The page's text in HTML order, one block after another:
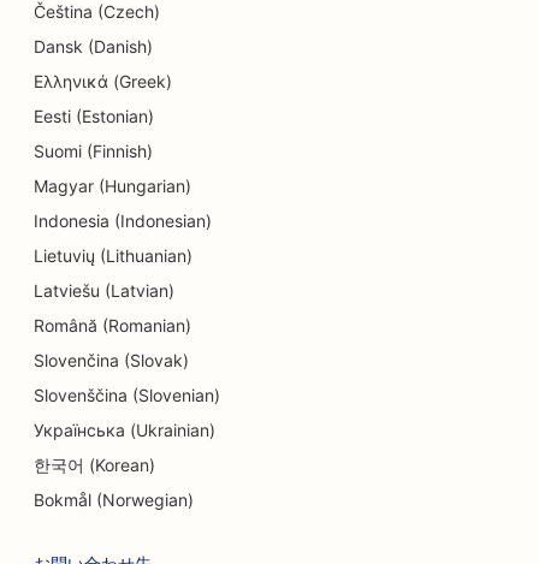
家電量販店のSEO
エンジニアリング会社のためのSEO
エンターテインメントとレクリエーションのための
SEO
エスケープルームのSEO
ファーム・トゥ・テーブル・レストランのための
SEO
フェイスリフト・サービスのSEO
Čeština (Czech)
Dansk (Danish)
Ελληνικά (Greek)
Eesti (Estonian)
Suomi (Finnish)
Magyar (Hungarian)
Indonesia (Indonesian)
Lietuvių (Lithuanian)
Latviešu (Latvian)
Română (Romanian)
Slovenčina (Slovak)
Slovenščina (Slovenian)
Українська (Ukrainian)
한국어 (Korean)
Bokmål (Norwegian)